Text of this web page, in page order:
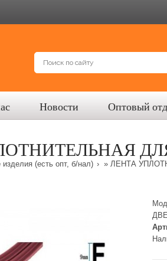
Новости Оптовый
ДЛЯ
(есть опт, б/нал) » ЛЕНТА